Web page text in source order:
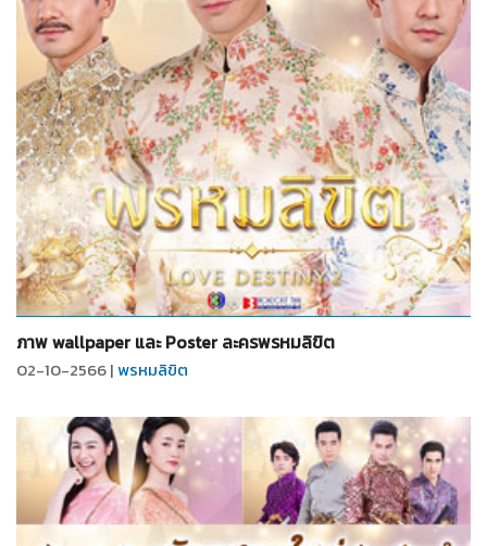
จำนวน2รูป
ภาพ wallpaper และ Poster ละครพรหมลิขิต
02-10-2566 |พรหมลิขิต